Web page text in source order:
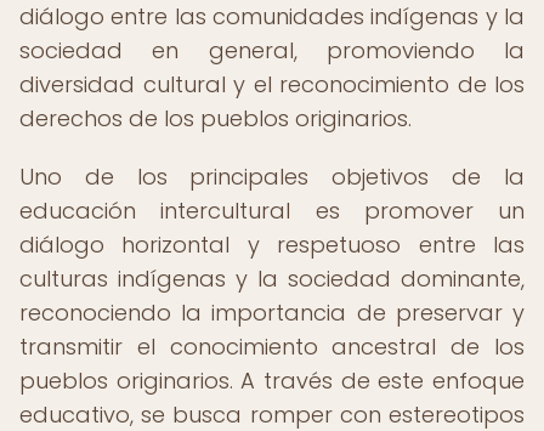
diálogo entre las comunidades indígenas y la
sociedad en general, promoviendo la
diversidad cultural y el reconocimiento de los
derechos de los pueblos originarios.
Uno de los principales objetivos de la
educación intercultural es promover un
diálogo horizontal y respetuoso entre las
culturas indígenas y la sociedad dominante,
reconociendo la importancia de preservar y
transmitir el conocimiento ancestral de los
pueblos originarios. A través de este enfoque
educativo, se busca romper con estereotipos